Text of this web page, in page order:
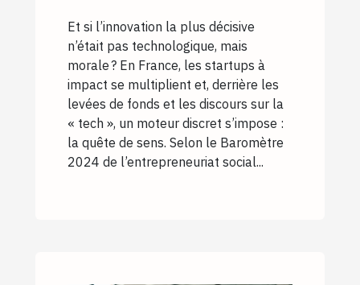
Et si l’innovation la plus décisive
n’était pas technologique, mais
morale ? En France, les startups à
impact se multiplient et, derrière les
levées de fonds et les discours sur la
« tech », un moteur discret s’impose :
la quête de sens. Selon le Baromètre
2024 de l’entrepreneuriat social...